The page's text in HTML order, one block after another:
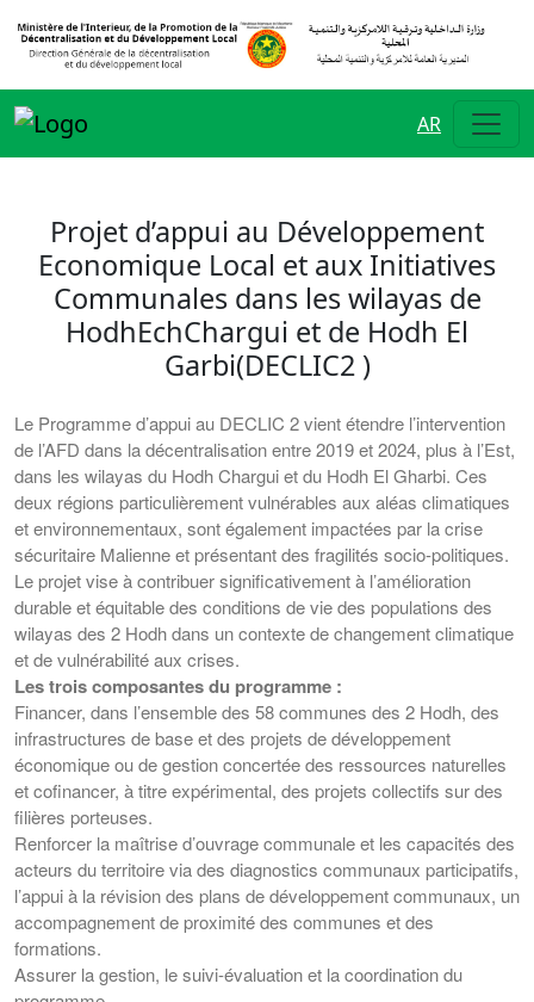
AR
Projet d’appui au Développement
Economique Local et aux Initiatives
Communales dans les wilayas de
HodhEchChargui et de Hodh El
Garbi(DECLIC2 )
Le Programme d’appui au DECLIC 2 vient étendre l’intervention
de l’AFD dans la décentralisation entre 2019 et 2024, plus à l’Est,
dans les wilayas du Hodh Chargui et du Hodh El Gharbi. Ces
deux régions particulièrement vulnérables aux aléas climatiques
et environnementaux, sont également impactées par la crise
sécuritaire Malienne et présentant des fragilités socio-politiques.
Le projet vise à contribuer significativement à l’amélioration
durable et équitable des conditions de vie des populations des
wilayas des 2 Hodh dans un contexte de changement climatique
et de vulnérabilité aux crises.
Les trois composantes du programme :
Financer, dans l’ensemble des 58 communes des 2 Hodh, des
infrastructures de base et des projets de développement
économique ou de gestion concertée des ressources naturelles
et cofinancer, à titre expérimental, des projets collectifs sur des
filières porteuses.
Renforcer la maîtrise d’ouvrage communale et les capacités des
acteurs du territoire via des diagnostics communaux participatifs,
l’appui à la révision des plans de développement communaux, un
accompagnement de proximité des communes et des
formations.
Assurer la gestion, le suivi-évaluation et la coordination du